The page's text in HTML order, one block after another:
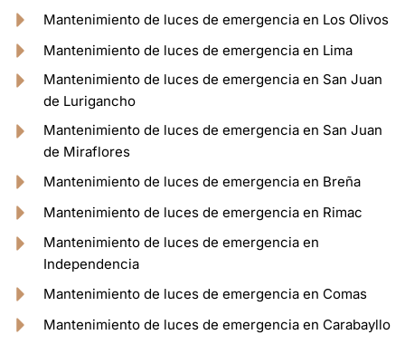
Mantenimiento de luces de emergencia en Los Olivos
Mantenimiento de luces de emergencia en Lima
Mantenimiento de luces de emergencia en San Juan
de Lurigancho
Mantenimiento de luces de emergencia en San Juan
de Miraflores
Mantenimiento de luces de emergencia en Breña
Mantenimiento de luces de emergencia en Rimac
Mantenimiento de luces de emergencia en
Independencia
Mantenimiento de luces de emergencia en Comas
Mantenimiento de luces de emergencia en Carabayllo